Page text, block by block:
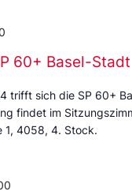
60+ Basel-Stadt
trifft sich die SP 60+
findet im
1, 4058, 4. Stock.